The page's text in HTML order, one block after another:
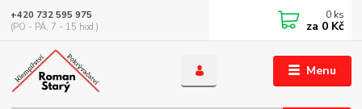
Menu
+420 732 595 975
(PO - PÁ, 7 - 15 hod.)
0 ks
za 0 Kč